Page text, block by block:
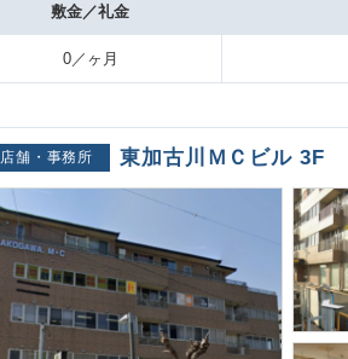
敷金／礼金
0／ヶ月
店舗・事務所
東加古川ＭＣビル 3F